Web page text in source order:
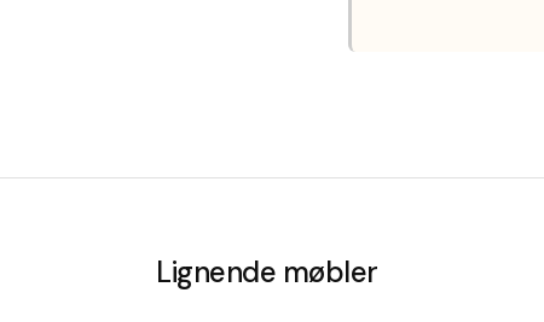
Lignende møbler